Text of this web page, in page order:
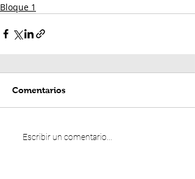
Bloque 1
Comentarios
Escribir un comentario...